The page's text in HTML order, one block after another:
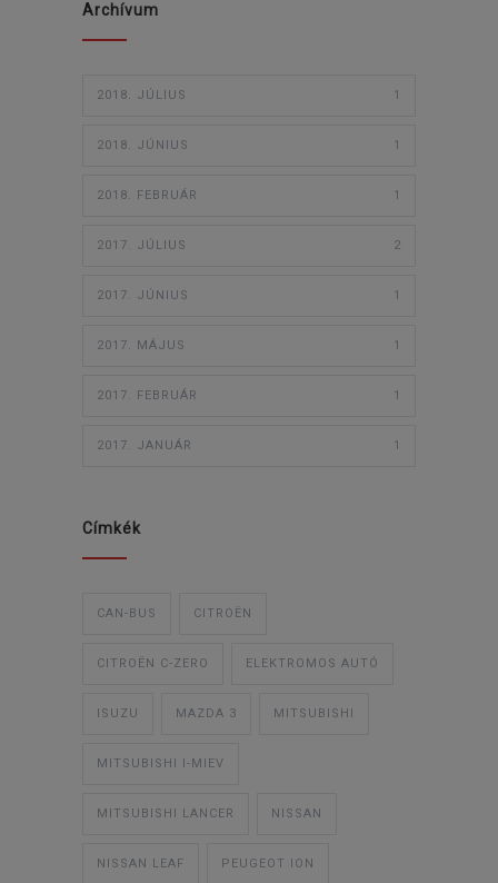
Archívum
2018. JÚLIUS 1
2018. JÚNIUS 1
2018. FEBRUÁR 1
2017. JÚLIUS 2
2017. JÚNIUS 1
2017. MÁJUS 1
2017. FEBRUÁR 1
2017. JANUÁR 1
Címkék
CAN-BUS CITROËN
CITROËN C-ZERO ELEKTROMOS AUTÓ
ISUZU MAZDA 3 MITSUBISHI
MITSUBISHI I-MIEV
MITSUBISHI LANCER NISSAN
NISSAN LEAF PEUGEOT ION